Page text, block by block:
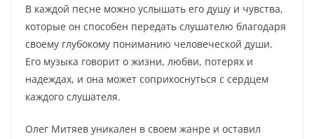
В каждой песне можно услышать его душу и чувства,
которые он способен передать слушателю благодаря
своему глубокому пониманию человеческой души.
Его музыка говорит о жизни, любви, потерях и
надеждах, и она может соприкоснуться с сердцем
каждого слушателя.
Олег Митяев уникален в своем жанре и оставил